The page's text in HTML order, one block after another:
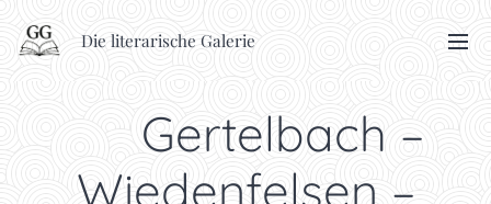
Die literarische Galerie
🥾 Gertelbach –
Wiedenfelsen –